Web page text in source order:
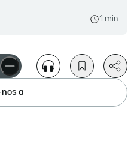
1 min
nos a